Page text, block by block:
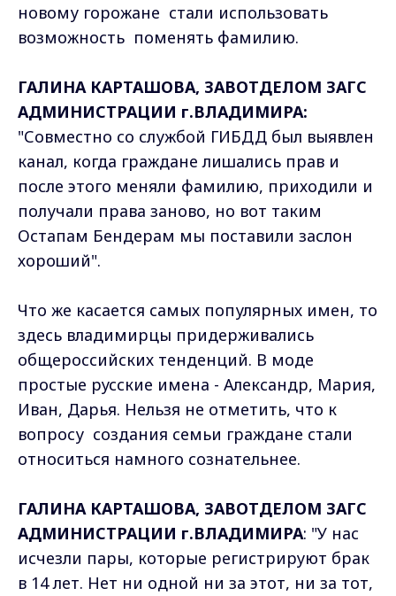
новому горожане стали использовать
возможность поменять фамилию.
ГАЛИНА КАРТАШОВА, ЗАВОТДЕЛОМ ЗАГС
АДМИНИСТРАЦИИ г.ВЛАДИМИРА:
"Совместно со службой ГИБДД был выявлен
канал, когда граждане лишались прав и
после этого меняли фамилию, приходили и
получали права заново, но вот таким
Остапам Бендерам мы поставили заслон
хороший".
Что же касается самых популярных имен, то
здесь владимирцы придерживались
общероссийских тенденций. В моде
простые русские имена - Александр, Мария,
Иван, Дарья. Нельзя не отметить, что к
вопросу создания семьи граждане стали
относиться намного сознательнее.
ГАЛИНА КАРТАШОВА, ЗАВОТДЕЛОМ ЗАГС
АДМИНИСТРАЦИИ г.ВЛАДИМИРА: "У нас
исчезли пары, которые регистрируют брак
в 14 лет. Нет ни одной ни за этот, ни за тот,